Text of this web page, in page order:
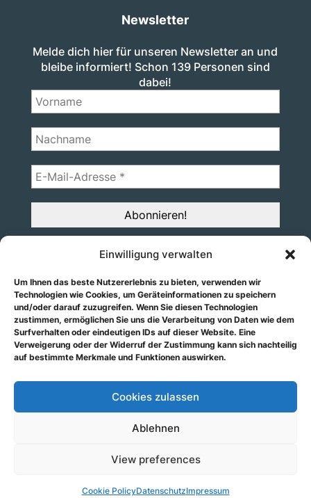
Einwilligung verwalten
Um Ihnen das beste Nutzererlebnis zu bieten, verwenden wir
Technologien wie Cookies, um Geräteinformationen zu speichern
und/oder darauf zuzugreifen. Wenn Sie diesen Technologien
zustimmen, ermöglichen Sie uns die Verarbeitung von Daten wie dem
Surfverhalten oder eindeutigen IDs auf dieser Website. Eine
Verweigerung oder der Widerruf der Zustimmung kann sich nachteilig
auf bestimmte Merkmale und Funktionen auswirken.
Cookies zulassen
Ablehnen
View preferences
Cookie PolicyDatenschutzImpressum
Newsletter
Melde dich hier für unseren Newsletter an und
bleibe informiert! Schon 139 Personen sind
dabei!
Über uns
Termine